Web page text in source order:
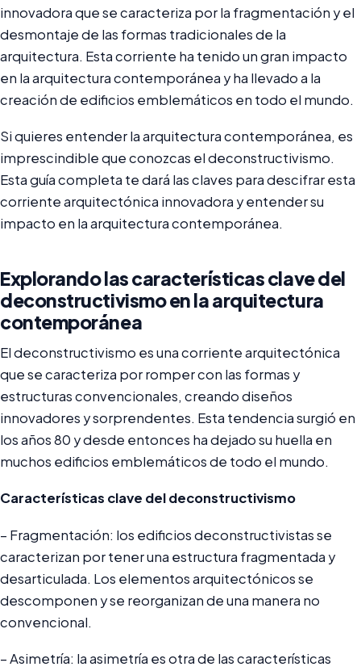
innovadora que se caracteriza por la fragmentación y el
desmontaje de las formas tradicionales de la
arquitectura. Esta corriente ha tenido un gran impacto
en la arquitectura contemporánea y ha llevado a la
creación de edificios emblemáticos en todo el mundo.
Si quieres entender la arquitectura contemporánea, es
imprescindible que conozcas el deconstructivismo.
Esta guía completa te dará las claves para descifrar esta
corriente arquitectónica innovadora y entender su
impacto en la arquitectura contemporánea.
Explorando las características clave del
deconstructivismo en la arquitectura
contemporánea
El deconstructivismo es una corriente arquitectónica
que se caracteriza por romper con las formas y
estructuras convencionales, creando diseños
innovadores y sorprendentes. Esta tendencia surgió en
los años 80 y desde entonces ha dejado su huella en
muchos edificios emblemáticos de todo el mundo.
Características clave del deconstructivismo
– Fragmentación: los edificios deconstructivistas se
caracterizan por tener una estructura fragmentada y
desarticulada. Los elementos arquitectónicos se
descomponen y se reorganizan de una manera no
convencional.
– Asimetría: la asimetría es otra de las características